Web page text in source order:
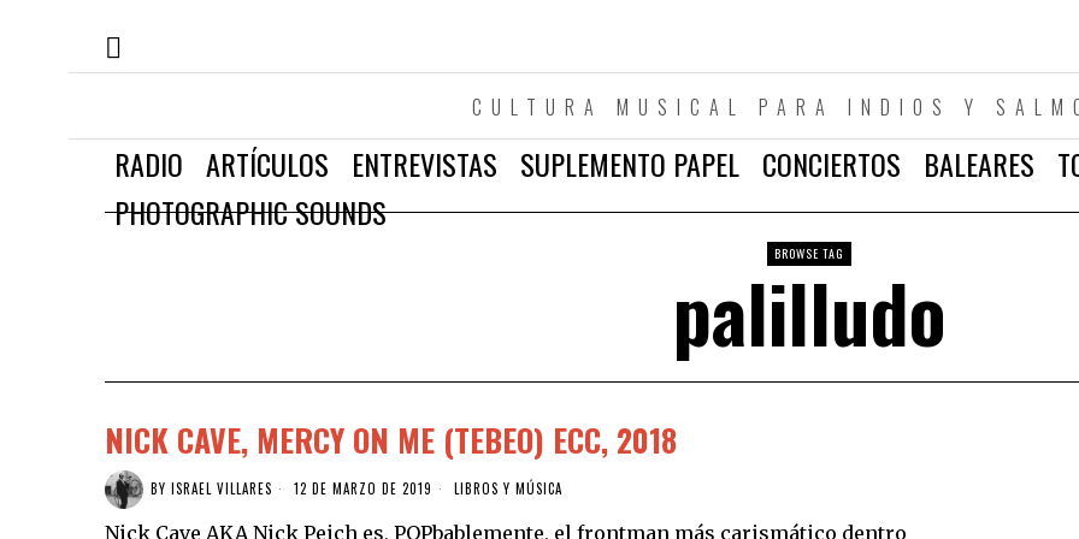
CULTURA MUSICAL PARA INDIOS Y
RADIO ARTÍCULOS ENTREVISTAS SUPLEMENTO PAPEL CONCIERTOS BALEARES
PHOTOGRAPHIC SOUNDS
BROWSE TAG
palilludo
NICK CAVE, MERCY ON ME (TEBEO) ECC, 2018
BY ISRAEL VILLARES 12 DE MARZO DE 2019 LIBROS Y MÚSICA
Nick Cave AKA Nick Peich es, POPbablemente, el frontman más carismático dentro